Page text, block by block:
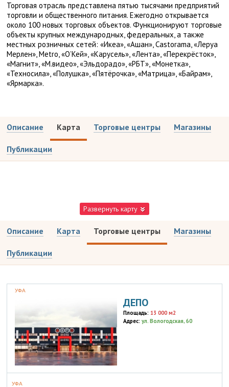
Торговая отрасль представлена пятью тысячами предприятий
торговли и общественного питания. Ежегодно открывается
около 100 новых торговых объектов. Функционируют торговые
объекты крупных международных, федеральных, а также
местных розничных сетей: «Икеа», «Ашан», Castorama, «Леруа
Мерлен», Metro, «О’Кей», «Карусель», «Лента», «Перекрёсток»,
«Магнит», «М.видео», «Эльдорадо», «РБТ», «Монетка»,
«Техносила», «Полушка», «Пятёрочка», «Матрица», «Байрам»,
«Ярмарка».
Описание Карта Торговые центры Магазины
Публикации
Развернуть карту
Описание Карта Торговые центры Магазины
Публикации
УФА
ДЕПО
Площадь: 13 000 м2
Адрес: ул. Вологодская, 60
УФА